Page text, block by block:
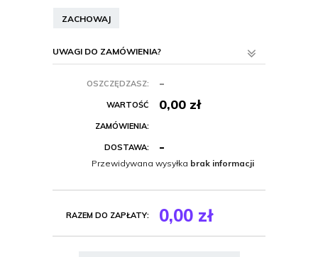
ZACHOWAJ
UWAGI DO ZAMÓWIENIA?
OSZCZĘDZASZ: -
WARTOŚĆ
ZAMÓWIENIA:
0,00 zł
DOSTAWA: -
Przewidywana wysyłka brak informacji
RAZEM DO ZAPŁATY: 0,00 zł